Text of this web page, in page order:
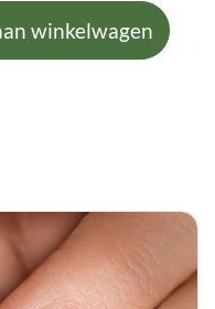
winkelwagen